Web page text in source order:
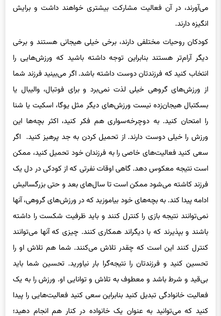
انگیزه دارند.
کودکان روحیات مختلفی دارند، برخی خیلی هیجانی هستند و برخی
دیگر آرام‌تر هستند بنابراین توجه داشته باشید که ورزش‌هایی را
انتخاب کنید که فرزندتان دوست داشته باشد. اگر می‌بینید فرزند شما
از ورزش‌های گروهی خیلی لذت نمی‌برد و برای فوتبال، والیبال یا
بسکتبال هیجان‌زده نیست ورزش‌های دیگر مثل یوگا، اسکیت یا شنا
را امتحان کنید. به دوچرخه‌سواری هم فکر کنید، اکثر بچه‌ها این
ورزش را خیلی دوست دارند. از تحمیل کردن به جد پرهیز کنید. اگر
سعی کنید فعالیت‌های خاصی را به فرزندان خود تحمیل کنید، ممکن
است نتیجه معکوس دهد. گاهی اوقات نفرتی که از کودکی در دل یک
فرزند کاشته می‌شود ممکن است تا سال‌های بعد و حتی بزرگسالیش
ادامه پیدا کند. به بچه‌های خود بیاموزید که در ورزش‌های گروهی، آنها
نمی‌توانند نتیجه بازی را کنترل کنند و باید ظرفیت شکست را داشته
باشند و بپذیرند که با دیگراند همکاری کنند. چیزی که آنها می‌توانند
کنترل کنند این است که چقدر تلاش می‌کنند. شما هم تلاش او را
تحسین کنید و فرزندتان را نتیجه‌گرا بار نیاورید. تحسین شما باید
بی‌قید و شرط باشد و معطوف به تلاش و توانایی او. ورزش را به یک
فعالیت خانوادگی تبدیل کنید بنابراین سعی کنید فعالیت‌هایی را پیدا
کنید که می‌توانید به عنوان یک خانواده در کنار هم انجام دهید؛
فعالیت‌هایی که شاد باشد و بدن شما را به حرکت درآورد.